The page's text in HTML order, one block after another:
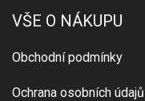
VŠE O NÁKUPU
Obchodní podmínky
Ochrana osobních údajů